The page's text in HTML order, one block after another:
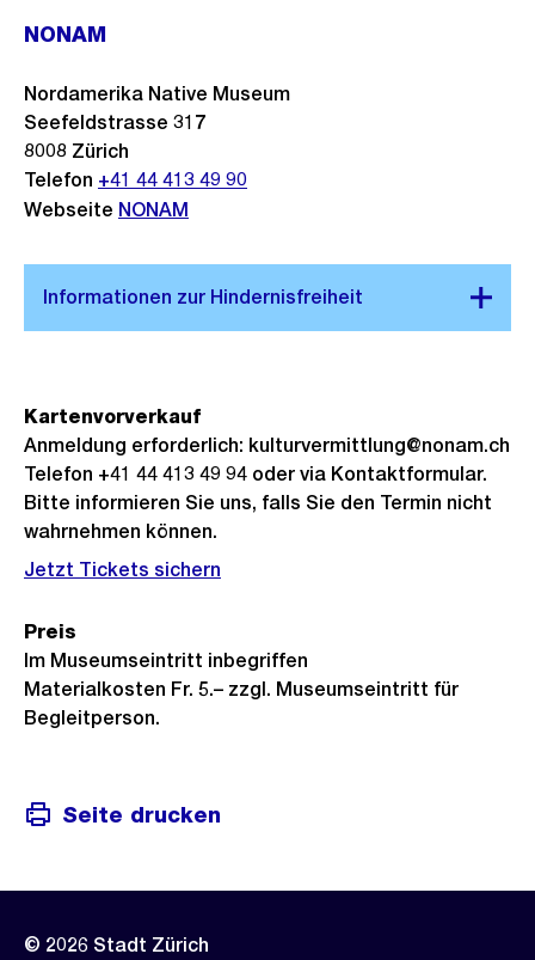
NONAM
Nordamerika Native Museum
Seefeldstrasse 317
8008 Zürich
Telefon +41 44 413 49 90
Webseite NONAM
Kartenvorverkauf
Anmeldung erforderlich: kulturvermittlung@nonam.ch
Telefon +41 44 413 49 94 oder via Kontaktformular.
Bitte informieren Sie uns, falls Sie den Termin nicht
wahrnehmen können.
Jetzt Tickets sichern
Preis
Im Museumseintritt inbegriffen
Materialkosten Fr. 5.– zzgl. Museumseintritt für
Begleitperson.
Seite drucken
© 2026 Stadt Zürich